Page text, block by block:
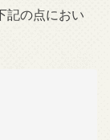
記の点におい